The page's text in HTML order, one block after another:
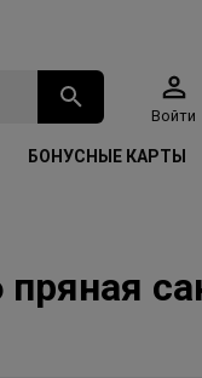
Войти
БОНУСНЫЕ КАРТЫ